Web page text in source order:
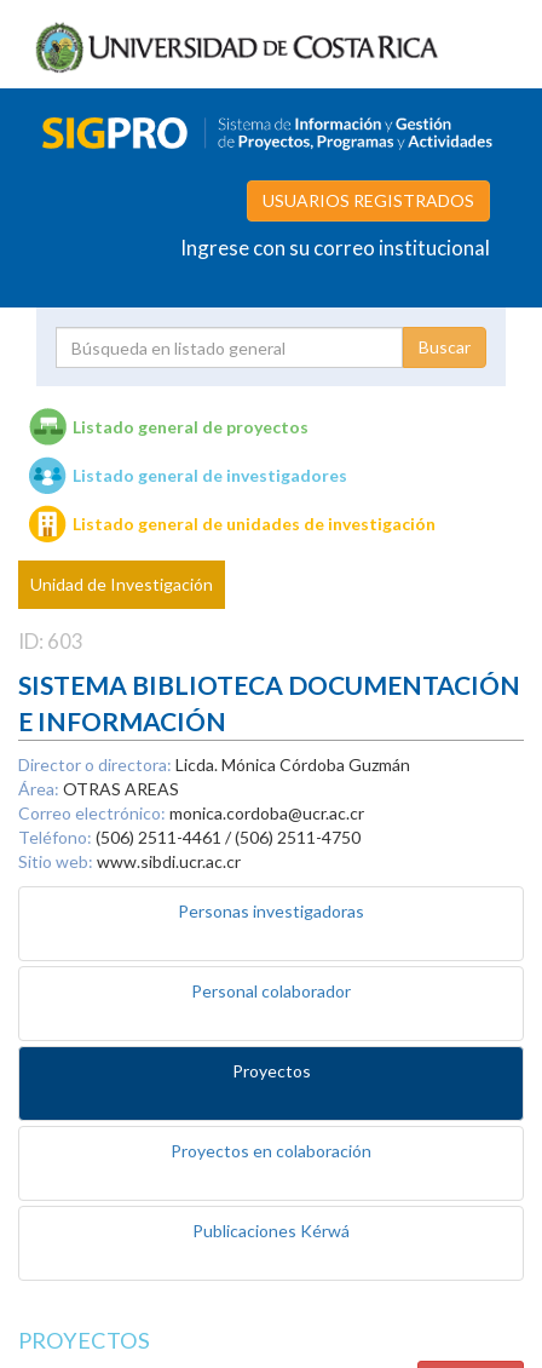
USUARIOS REGISTRADOS
Ingrese con su correo institucional
Unidades de investigación
Listado general de proyectos
Listado general de investigadores
Listado general de unidades de investigación
Unidad de Investigación
ID: 603
SISTEMA BIBLIOTECA DOCUMENTACIÓN
E INFORMACIÓN
Director o directora: Licda. Mónica Córdoba Guzmán
Área: OTRAS AREAS
Correo electrónico: monica.cordoba@ucr.ac.cr
Teléfono: (506) 2511-4461 / (506) 2511-4750
Sitio web: www.sibdi.ucr.ac.cr
Personas investigadoras
Personal colaborador
Proyectos
Proyectos en colaboración
Publicaciones Kérwá
PROYECTOS